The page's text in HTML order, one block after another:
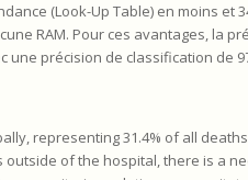
(Look-Up Table) en moins
RAM. Pour ces avantages, la
une précision de classification de
representing 31.4% of all
of the hospital, there is a